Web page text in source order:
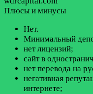
Плюсы и минусы
Нет.
Минимальный
нет лицензий;
сайт в
нет перевода на
негативная
интернете;